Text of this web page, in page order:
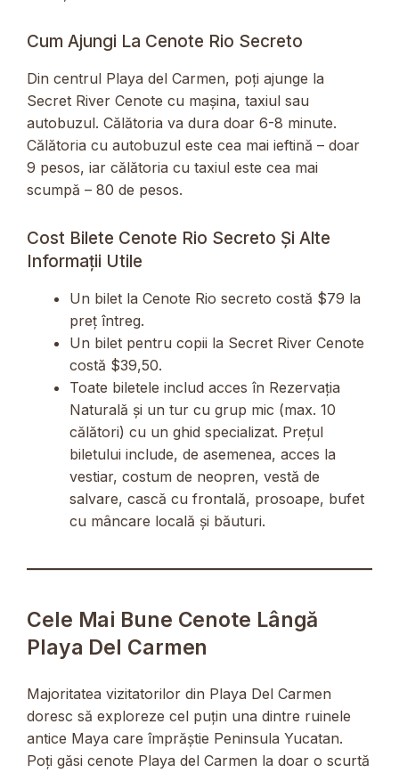
Cum Ajungi La Cenote Rio Secreto
Din centrul Playa del Carmen, poți ajunge la
Secret River Cenote cu mașina, taxiul sau
autobuzul. Călătoria va dura doar 6-8 minute.
Călătoria cu autobuzul este cea mai ieftină – doar
9 pesos, iar călătoria cu taxiul este cea mai
scumpă – 80 de pesos.
Cost Bilete Cenote Rio Secreto Și Alte
Informații Utile
Un bilet la Cenote Rio secreto costă $79 la
preț întreg.
Un bilet pentru copii la Secret River Cenote
costă $39,50.
Toate biletele includ acces în Rezervația
Naturală și un tur cu grup mic (max. 10
călători) cu un ghid specializat. Prețul
biletului include, de asemenea, acces la
vestiar, costum de neopren, vestă de
salvare, cască cu frontală, prosoape, bufet
cu mâncare locală și băuturi.
Cele Mai Bune Cenote Lângă
Playa Del Carmen
Majoritatea vizitatorilor din Playa Del Carmen
doresc să exploreze cel puțin una dintre ruinele
antice Maya care împrăștie Peninsula Yucatan.
Poți găsi cenote Playa del Carmen la doar o scurtă